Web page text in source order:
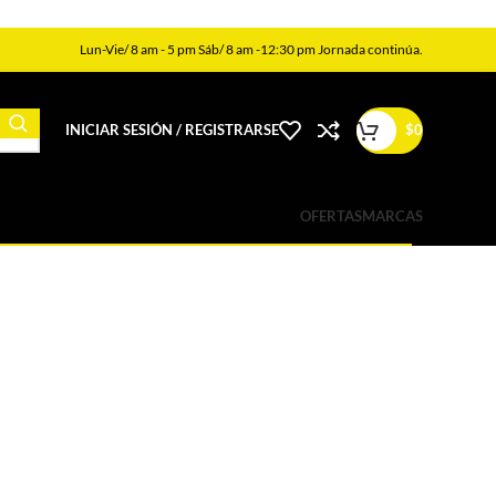
Lun-Vie/ 8 am - 5 pm Sáb/ 8 am -12:30 pm Jornada continúa.
INICIAR SESIÓN / REGISTRARSE $0
OFERTASMARCAS